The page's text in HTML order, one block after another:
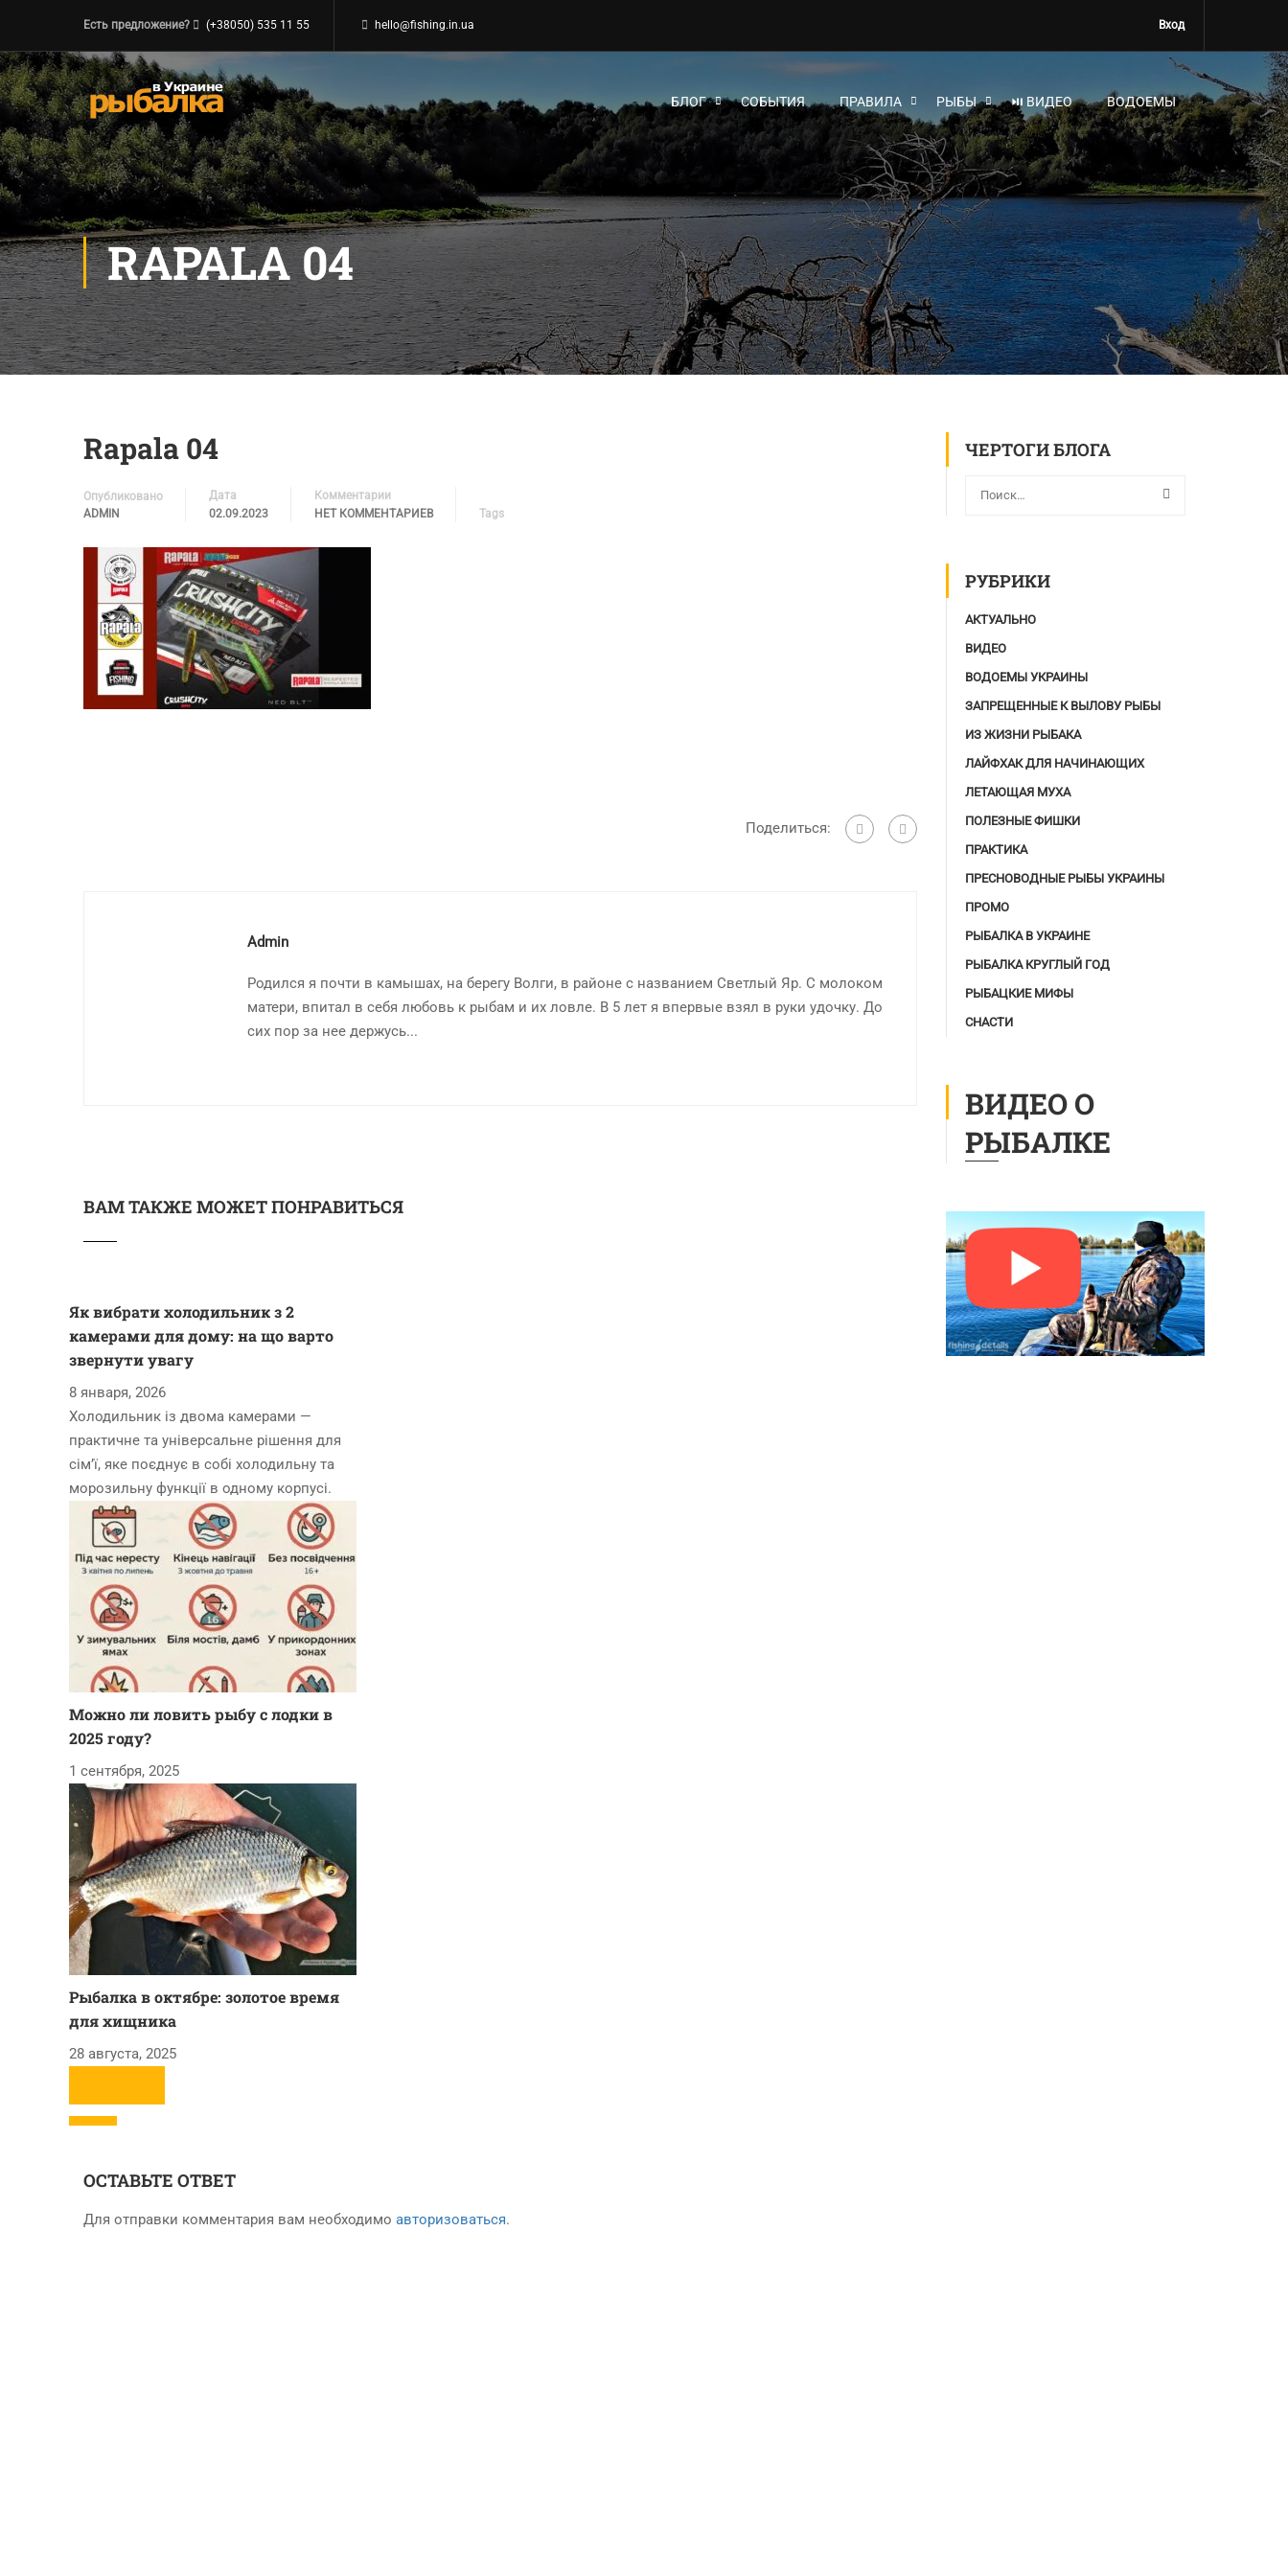
Есть предложение? (+38050) 535 11 55 hello@fishing.in.ua Вход
БЛОГ СОБЫТИЯ ПРАВИЛА РЫБЫ ⏯ ВИДЕО ВОДОЕМЫ
RAPALA 04
Rapala 04
Опубликовано
ADMIN
Дата
02.09.2023
Комментарии
НЕТ КОММЕНТАРИЕВ
Tags
Поделиться:
Admin
Родился я почти в камышах, на берегу Волги, в районе с названием Светлый Яр. С молоком
матери, впитал в себя любовь к рыбам и их ловле. В 5 лет я впервые взял в руки удочку. До
сих пор за нее держусь...
ВАМ ТАКЖЕ МОЖЕТ ПОНРАВИТЬСЯ
Як вибрати холодильник з 2
камерами для дому: на що варто
звернути увагу
8 января, 2026
Холодильник із двома камерами —
практичне та універсальне рішення для
сім’ї, яке поєднує в собі холодильну та
морозильну функції в одному корпусі.
Можно ли ловить рыбу с лодки в
2025 году?
1 сентября, 2025
Рыбалка в октябре: золотое время
для хищника
28 августа, 2025
ОСТАВЬТЕ ОТВЕТ
Для отправки комментария вам необходимо авторизоваться.
ЧЕРТОГИ БЛОГА
РУБРИКИ
АКТУАЛЬНО
ВИДЕО
ВОДОЕМЫ УКРАИНЫ
ЗАПРЕЩЕННЫЕ К ВЫЛОВУ РЫБЫ
ИЗ ЖИЗНИ РЫБАКА
ЛАЙФХАК ДЛЯ НАЧИНАЮЩИХ
ЛЕТАЮЩАЯ МУХА
ПОЛЕЗНЫЕ ФИШКИ
ПРАКТИКА
ПРЕСНОВОДНЫЕ РЫБЫ УКРАИНЫ
ПРОМО
РЫБАЛКА В УКРАИНЕ
РЫБАЛКА КРУГЛЫЙ ГОД
РЫБАЦКИЕ МИФЫ
СНАСТИ
ВИДЕО О
РЫБАЛКЕ